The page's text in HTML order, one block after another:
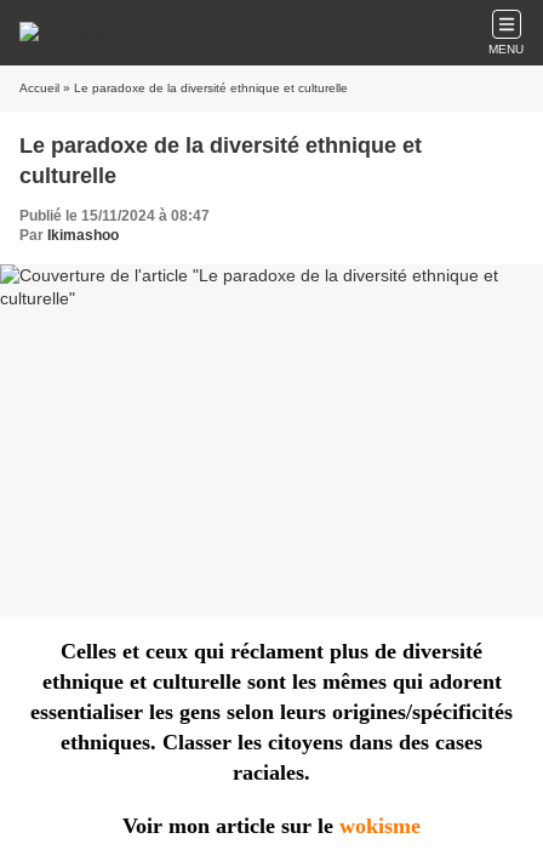
MENU
Accueil » Le paradoxe de la diversité ethnique et culturelle
Le paradoxe de la diversité ethnique et
culturelle
Publié le 15/11/2024 à 08:47
Par Ikimashoo
Celles et ceux qui réclament plus de diversité
ethnique et culturelle sont les mêmes qui adorent
essentialiser les gens selon leurs origines/spécificités
ethniques. Classer les citoyens dans des cases
raciales.
Voir mon article sur le wokisme